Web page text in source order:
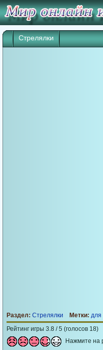
Стрелялки
Раздел: Стрелялки Метки: для
Рейтинг игры 3.8 / 5 (голосов 18)
Нажмите на